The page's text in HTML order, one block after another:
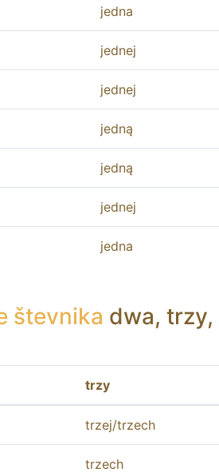
jedna
jednej
jednej
jedną
jedną
jednej
jedna
števnika dwa, trzy,
trzy
trzej/trzech
trzech